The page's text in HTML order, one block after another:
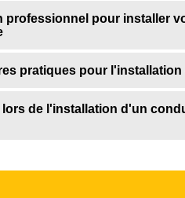
professionnel pour installer
pratiques pour
lors de l'installation d'un